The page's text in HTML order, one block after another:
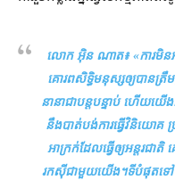
លោក អ៊ិន ណាត៖ «ការ​មិន​
គោរព​សិទ្ធិមនុស្ស​ឲ្យបាន​ត្រឹម
នានា​​ជា​បន្ត​បន្ទាប់ ហើយ​យើ
នឹង​បាត់បង់​ការ​ធ្វើវិនិយោគ
អាក្រក់​ដែល​ធ្វើ​ឲ្យ​អន្តរជ
រកស៊ី​ជាមួយ​យើង។ទីបំផុត​ទៅ